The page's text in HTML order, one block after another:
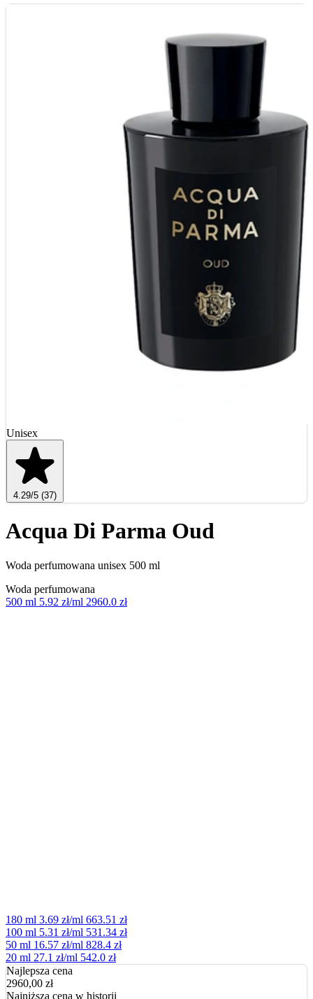
Unisex
4.29/5 (37)
Acqua Di Parma Oud
Woda perfumowana unisex 500 ml
Woda perfumowana
500 ml 5.92 zł/ml 2960.0 zł
180 ml 3.69 zł/ml 663.51 zł
100 ml 5.31 zł/ml 531.34 zł
50 ml 16.57 zł/ml 828.4 zł
20 ml 27.1 zł/ml 542.0 zł
Najlepsza cena
2960,00 zł
Najniższa cena w historii